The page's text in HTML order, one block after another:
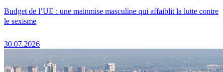
Budget de l’UE : une mainmise masculine qui affaiblit la lutte contre
le sexisme
30.07.2026